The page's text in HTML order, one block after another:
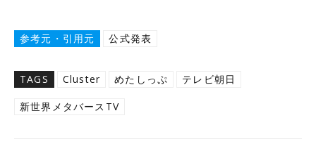
参考元・引用元 公式発表
TAGS Cluster めたしっぷ テレビ朝日
新世界メタバースTV